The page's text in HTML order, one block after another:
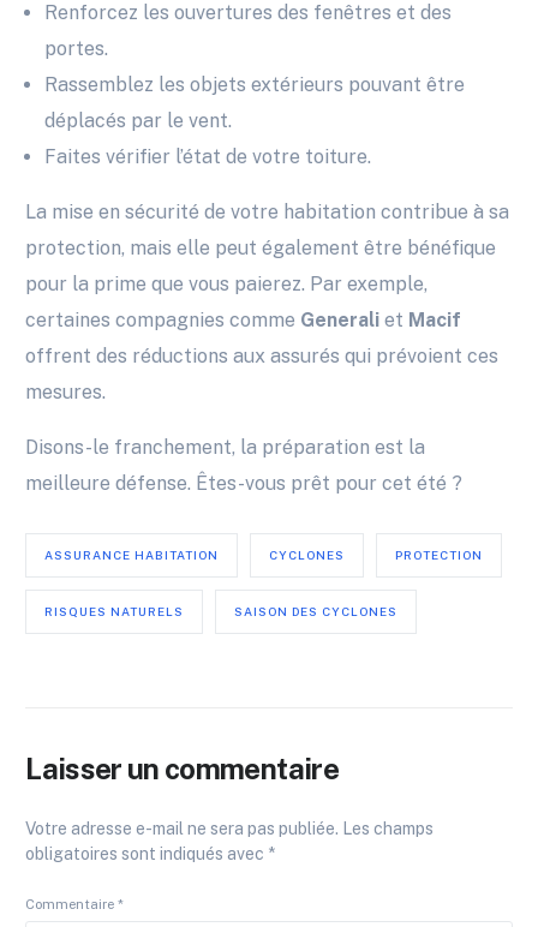
Renforcez les ouvertures des fenêtres et des
portes.
Rassemblez les objets extérieurs pouvant être
déplacés par le vent.
Faites vérifier l’état de votre toiture.
La mise en sécurité de votre habitation contribue à sa
protection, mais elle peut également être bénéfique
pour la prime que vous paierez. Par exemple,
certaines compagnies comme Generali et Macif
offrent des réductions aux assurés qui prévoient ces
mesures.
Disons-le franchement, la préparation est la
meilleure défense. Êtes-vous prêt pour cet été ?
ASSURANCE HABITATION CYCLONES PROTECTION
RISQUES NATURELS SAISON DES CYCLONES
Laisser un commentaire
Votre adresse e-mail ne sera pas publiée. Les champs
obligatoires sont indiqués avec *
Commentaire*